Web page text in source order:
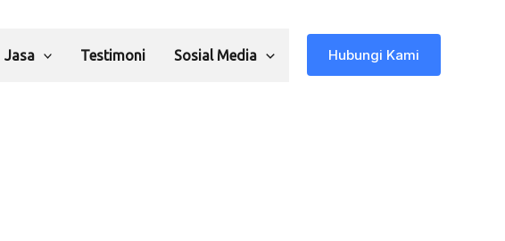
Jasa Testimoni Sosial Media Hubungi Kami